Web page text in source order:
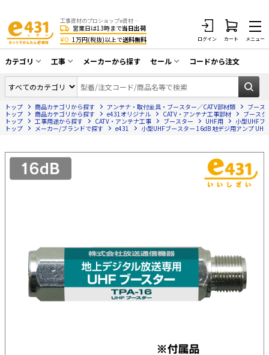
工事資材のプロショップe資材 CATV・アンテナ・防犯・光・LAN・電気・空調工事など
営業日は13時まで当日出荷
¥0 1万円(税抜)以上で送料無料 ログイン カート メニュー
カテゴリ
同軸ケーブル／テレビ用接栓／関連工具
アンテナ・取付金具・ブースター／CATV
部材類
配線補助具（モール・結束バンド・テー
防犯工事関連
HDMIケーブル・周辺機器／RCAケーブル
LANケーブル・コネクタ・関連資材/機器
ネットワーク機器
エアコン・換気扇・空調資材
工事
CATV・アンテナ工事
光工事・FTTH工事
エアコン・換気扇工事
防犯カメラ工事
照明設置工事
太陽光発電工事
メーカーから探す セール
在庫一掃セール
コードから注文
トップ 商品カテゴリから探す アンテナ・取付金具・ブースター／CATV部材類
ブース
トップ
商品カテゴリから探す e431オリジナル CATV・アンテナ工事部材
ブースタ
トップ
工事用途から探す CATV・アンテナ工事 ブースター UHF用
小型UHFブ
トップ
メーカー/ブランドで探す e431 小型UHFブースター 16dB 地デジ用アンプ